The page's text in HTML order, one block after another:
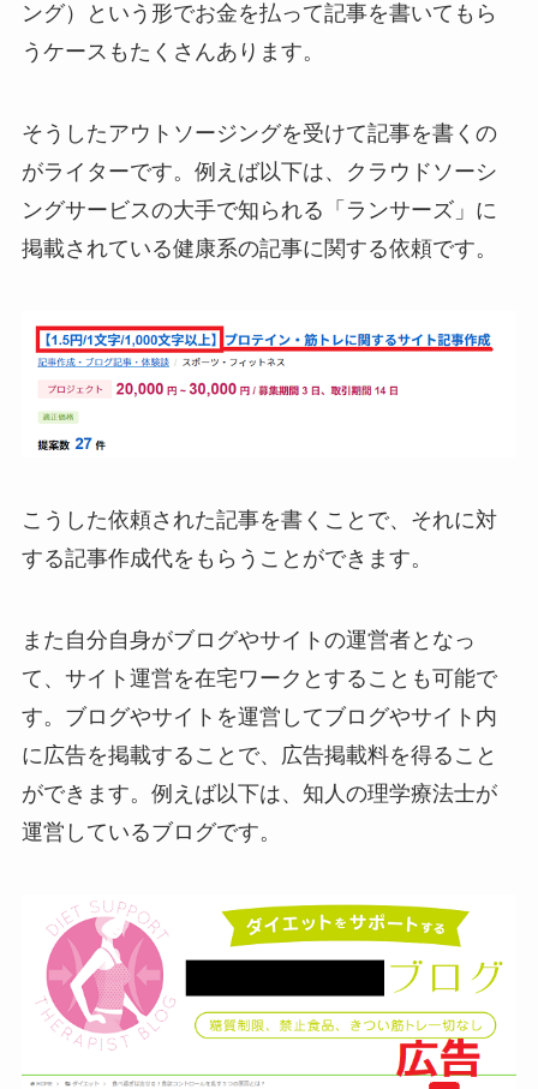
ング）という形でお金を払って記事を書いてもら
うケースもたくさんあります。
そうしたアウトソージングを受けて記事を書くの
がライターです。例えば以下は、クラウドソーシ
ングサービスの大手で知られる「ランサーズ」に
掲載されている健康系の記事に関する依頼です。
こうした依頼された記事を書くことで、それに対
する記事作成代をもらうことができます。
また自分自身がブログやサイトの運営者となっ
て、サイト運営を在宅ワークとすることも可能で
す。ブログやサイトを運営してブログやサイト内
に広告を掲載することで、広告掲載料を得ること
ができます。例えば以下は、知人の理学療法士が
運営しているブログです。